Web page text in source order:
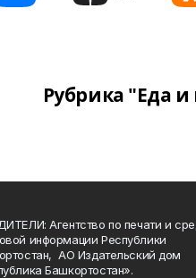
Рубрика "Еда
Агентство по печати и
информации Республики
АО Издательский дом
Башкортостан».